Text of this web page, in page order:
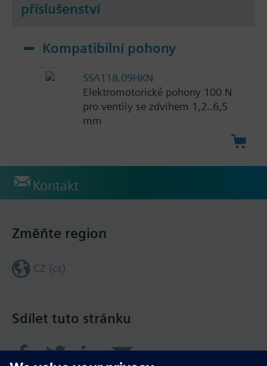
příslušenství
Kompatibilní pohony
SSA118.09HKN
Elektromotorické pohony 100 N
pro ventily se zdvihem 1,2..6,5
mm
Kontakt
Sdílet tuto stránku
Změňte region
CZ (cs)